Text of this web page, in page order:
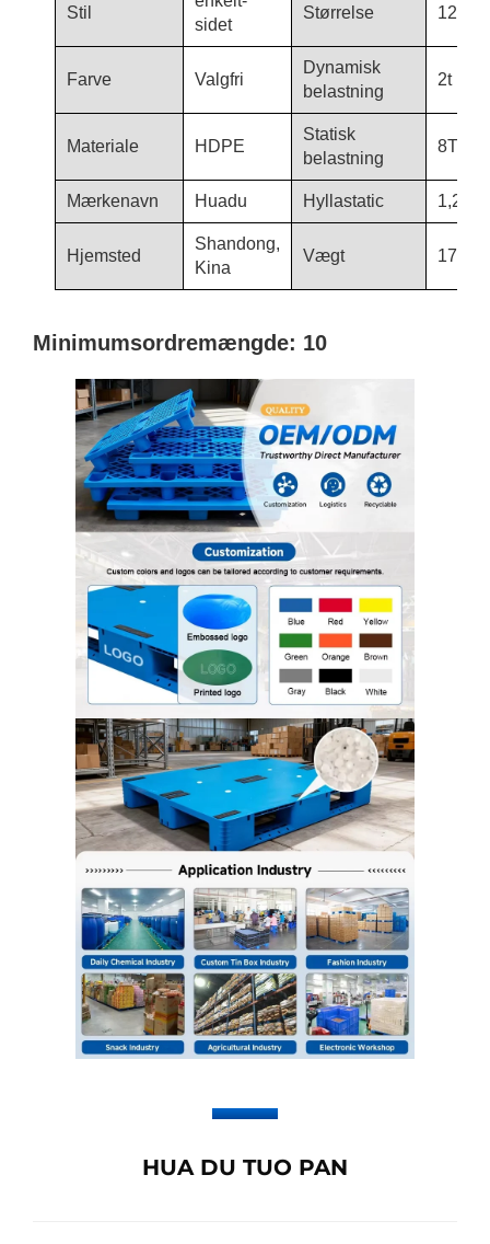
Stil
sidet
Størrelse
Farve Valgfri
Dynamisk
belastning
2t
Materiale HDPE
Statisk
belastning
8T
Mærkenavn Huadu Hyllastatic 1,2T
Hjemsted
Shandong,
Kina
Vægt 17,5
Minimumsordremængde: 10
HUA DU TUO PAN